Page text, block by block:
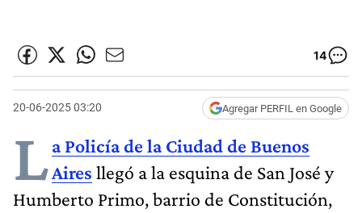
14
20-06-2025 03:20 Agregar PERFIL en Google
La Policía de la Ciudad de Buenos
Aires llegó a la esquina de San José y
Humberto Primo, barrio de Constitución,